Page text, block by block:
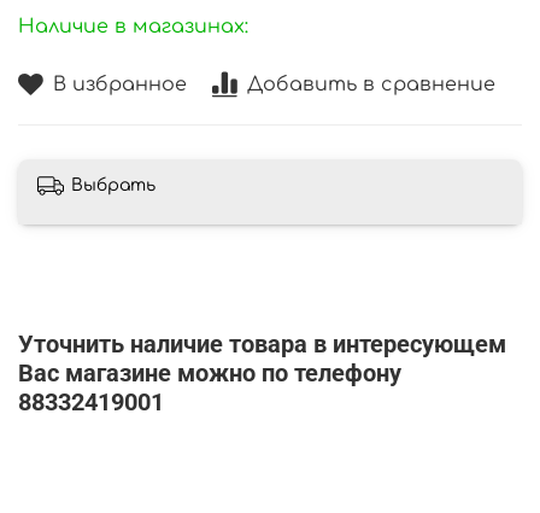
В избранное Добавить в сравнение
Наличие в магазинах:
Выбрать
Уточнить наличие товара в интересующем
Вас магазине можно по телефону
88332419001